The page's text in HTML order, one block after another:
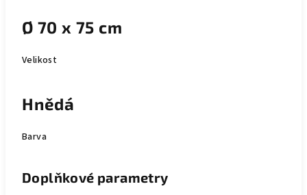
Ø 70 x 75 cm
Velikost
Hnědá
Barva
Doplňkové parametry